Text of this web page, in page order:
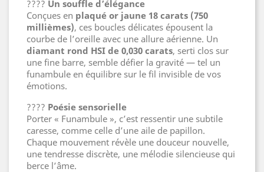
????️ Un souffle d’élégance
Conçues en plaqué or jaune 18 carats (750
millièmes), ces boucles délicates épousent la
courbe de l’oreille avec une allure aérienne. Un
diamant rond HSI de 0,030 carats, serti clos sur
une fine barre, semble défier la gravité — tel un
funambule en équilibre sur le fil invisible de vos
émotions.
???? Poésie sensorielle
Porter « Funambule », c’est ressentir une subtile
caresse, comme celle d’une aile de papillon.
Chaque mouvement révèle une douceur nouvelle,
une tendresse discrète, une mélodie silencieuse qui
berce l’âme.